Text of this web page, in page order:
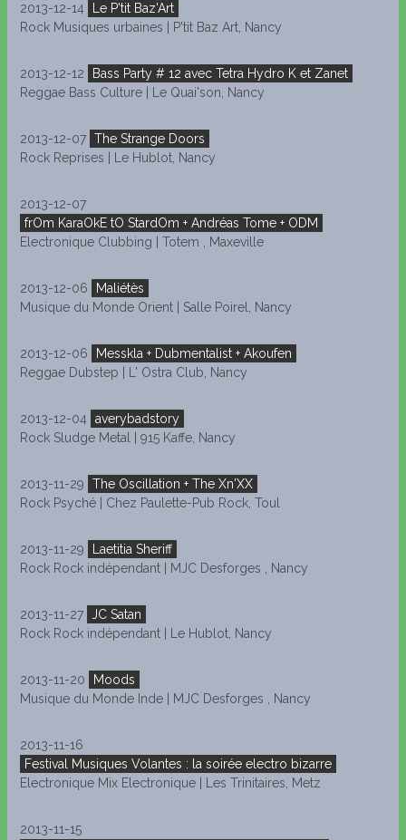
2013-12-14
Le P'tit Baz'Art
Rock Musiques urbaines | P'tit Baz Art, Nancy
2013-12-12
Bass Party # 12 avec Tetra Hydro K et Zanet
Reggae Bass Culture | Le Quai'son, Nancy
2013-12-07 The Strange Doors
Rock Reprises | Le Hublot, Nancy
2013-12-07
frOm KaraOkE tO StardOm + Andréas Tome + ODM
Electronique Clubbing | Totem , Maxeville
2013-12-06
Maliétès
Musique du Monde Orient | Salle Poirel, Nancy
2013-12-06
Messkla + Dubmentalist + Akoufen
Reggae Dubstep | L' Ostra Club, Nancy
2013-12-04
averybadstory
Rock Sludge Metal | 915 Kaffe, Nancy
2013-11-29
The Oscillation + The Xn'XX
Rock Psyché | Chez Paulette-Pub Rock, Toul
2013-11-29
Laetitia Sheriff
Rock Rock indépendant | MJC Desforges , Nancy
2013-11-27
JC Satan
Rock Rock indépendant | Le Hublot, Nancy
2013-11-20
Moods
Musique du Monde Inde | MJC Desforges , Nancy
2013-11-16
Festival Musiques Volantes : la soirée electro bizarre
Electronique Mix Electronique | Les Trinitaires, Metz
2013-11-15